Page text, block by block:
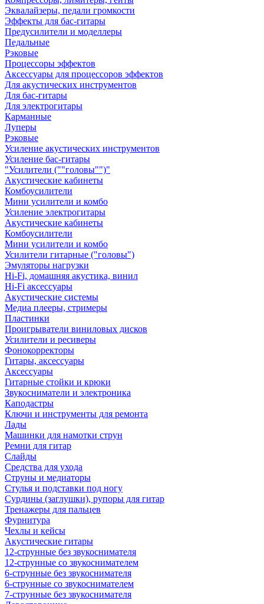
Эквалайзеры, педали громкости
Эффекты для бас-гитары
Предусилители и моделлеры
Педальные
Рэковые
Процессоры эффектов
Аксессуары для процессоров эффектов
Для акустических инструментов
Для бас-гитары
Для электрогитары
Карманные
Луперы
Рэковые
Усиление акустических инструментов
Усиление бас-гитары
"Усилители (""головы"")"
Акустические кабинеты
Комбоусилители
Мини усилители и комбо
Усиление электрогитары
Акустические кабинеты
Комбоусилители
Мини усилители и комбо
Усилители гитарные ("головы")
Эмуляторы нагрузки
Hi-Fi, домашняя акустика, винил
Hi-Fi аксессуары
Акустические системы
Медиа плееры, стримеры
Пластинки
Проигрыватели виниловых дисков
Усилители и ресиверы
Фонокорректоры
Гитары, аксессуары
Аксессуары
Гитарные стойки и крюки
Звукосниматели и электроника
Каподастры
Ключи и инструменты для ремонта
Лады
Машинки для намотки струн
Ремни для гитар
Слайды
Средства для ухода
Струны и медиаторы
Стулья и подставки под ногу
Сурдины (заглушки), рупоры для гитар
Тренажеры для пальцев
Фурнитура
Чехлы и кейсы
Акустические гитары
12-струнные без звукоснимателя
12-струнные со звукоснимателем
6-струнные без звукоснимателя
6-струнные со звукоснимателем
7-струнные без звукоснимателя